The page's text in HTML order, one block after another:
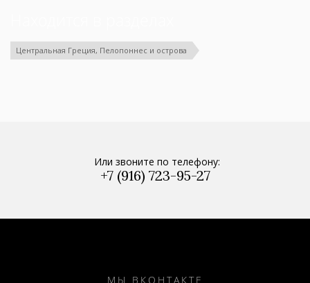
Центральная Греция, Пелопоннес и острова
Или звоните по телефону:
+7 (916) 723-95-27
МЫ ВКОНТАКТЕ